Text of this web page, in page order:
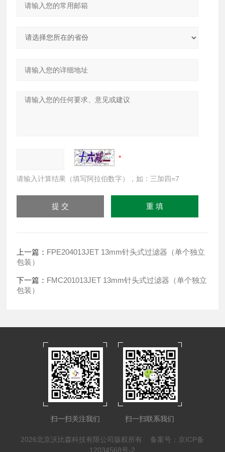
请输入计算结果（填写阿拉伯数字），如：三加四=7
上一篇： FPE204013JET 13mm针头式过滤器（单个独立
包装）
下一篇： FMC201013JET 13mm针头式过滤器（单个独立
包装）
扫一扫关注我们 扫一扫联系我们
2026北京沃比森科技有限公司版权所有 备案号：京ICP备
12034568号-2